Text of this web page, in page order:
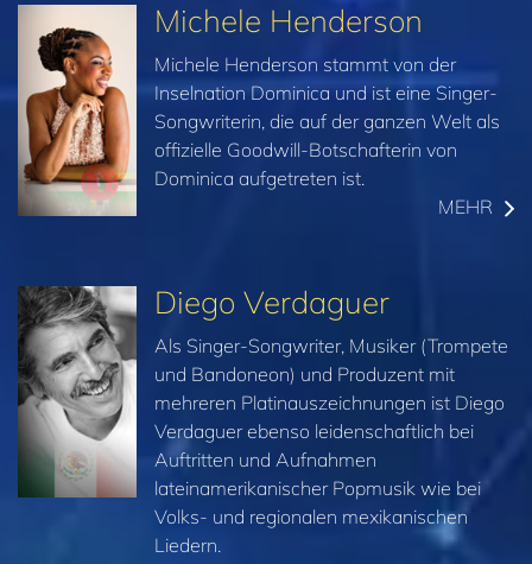
Michele Henderson
Michele Henderson stammt von der
Inselnation Dominica und ist eine Singer-
Songwriterin, die auf der ganzen Welt als
offizielle Goodwill-Botschafterin von
Dominica aufgetreten ist.
MEHR
Diego Verdaguer
Als Singer-Songwriter, Musiker (Trompete
und Bandoneon) und Produzent mit
mehreren Platinauszeichnungen ist Diego
Verdaguer ebenso leidenschaftlich bei
Auftritten und Aufnahmen
lateinamerikanischer Popmusik wie bei
Volks- und regionalen mexikanischen
Liedern.